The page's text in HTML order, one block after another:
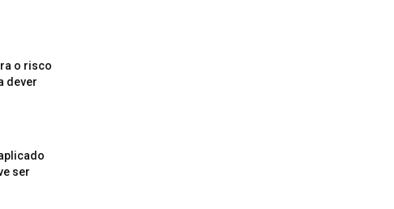
o risco
dever
ser